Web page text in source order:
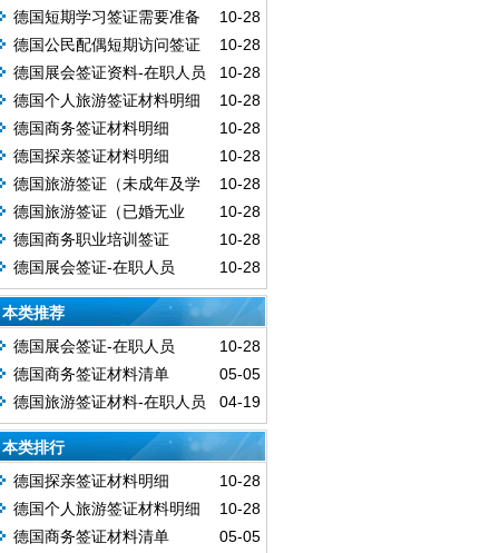
10-28
德国短期学习签证需要准备
哪些材料？
10-28
德国公民配偶短期访问签证
需要准备哪些材料？
10-28
德国展会签证资料-在职人员
10-28
德国个人旅游签证材料明细
10-28
德国商务签证材料明细
10-28
德国探亲签证材料明细
10-28
德国旅游签证（未成年及学
生）
10-28
德国旅游签证（已婚无业
者）
10-28
德国商务职业培训签证
10-28
德国展会签证-在职人员
本类推荐
10-28
德国展会签证-在职人员
05-05
德国商务签证材料清单
04-19
德国旅游签证材料-在职人员
本类排行
10-28
德国探亲签证材料明细
10-28
德国个人旅游签证材料明细
05-05
德国商务签证材料清单